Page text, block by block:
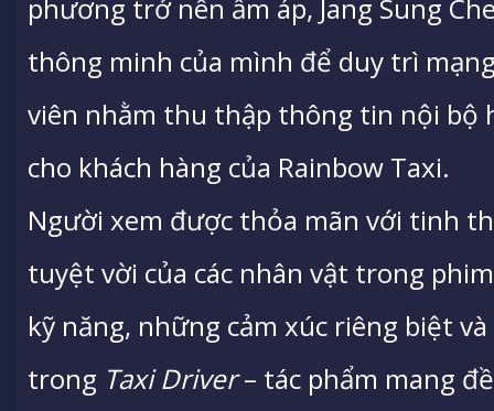
phương trở nên ấm áp, Jang Sung
thông minh của mình để duy trì
viên nhằm thu thập thông tin nội bộ
cho khách hàng của Rainbow Taxi.
Người xem được thỏa mãn với tinh
tuyệt vời của các nhân vật trong
kỹ năng, những cảm xúc riêng biệt
trong Taxi Driver – tác phẩm mang